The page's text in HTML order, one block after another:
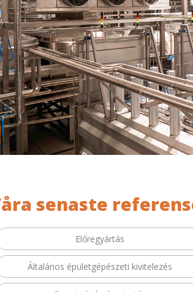
senaste
Előregyártás
Általános épületgépészeti kivitelezés